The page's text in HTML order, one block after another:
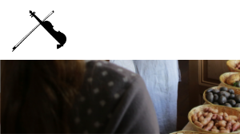
Inhalt
springen